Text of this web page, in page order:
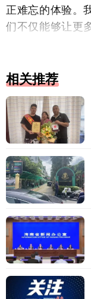
正难忘的体验。
们不仅能够让更
引导他们走进这
中国旅游研
报告（
以自由行（FIT）
10万人次；而同
数，也超过了
后，多家航司在
居民出境意愿快
与此同时，
度前十景点中，
海湾花园等沉浸
城市”的生态底色
相关推荐